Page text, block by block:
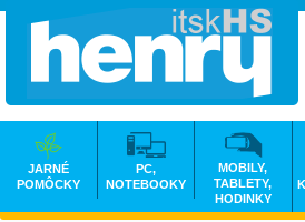
JARNÉ
POMÔCKY
PC,
NOTEBOOKY
MOBILY,
TABLETY,
HODINKY